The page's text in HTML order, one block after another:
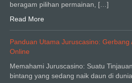
beragam pilihan permainan, […]
Read More
Panduan Utama Juruscasino:
Online
Memahami Juruscasino: Suatu
bintang yang sedang naik daun di